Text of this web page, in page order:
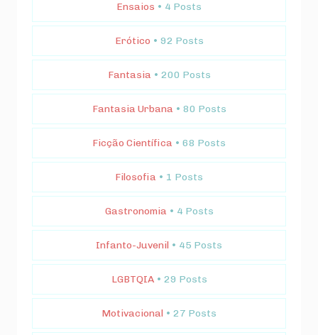
Ensaios • 4 Posts
Erótico • 92 Posts
Fantasia • 200 Posts
Fantasia Urbana • 80 Posts
Ficção Científica • 68 Posts
Filosofia • 1 Posts
Gastronomia • 4 Posts
Infanto-Juvenil • 45 Posts
LGBTQIA • 29 Posts
Motivacional • 27 Posts